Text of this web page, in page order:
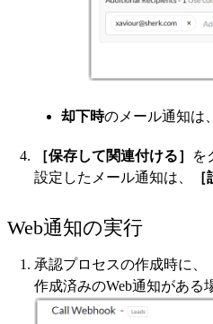
却下時のメール通知は、
［保存して関連付ける］
を
設定したメール通知は、
［
Web通知の実行
承認プロセスの作成時に、
作成済みのWeb通知がある